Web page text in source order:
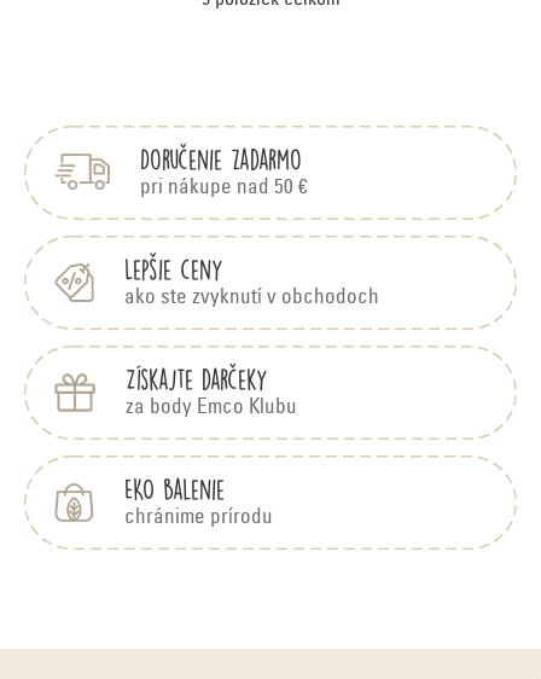
O
á
d
a
i
e
p
r
k
ý
Doručenie zadarmo
pri nákupe nad 50 €
Lepšie ceny
ako ste zvyknutí v obchodoch
Získajte darčeky
za body Emco Klubu
EKO balenie
chránime prírodu